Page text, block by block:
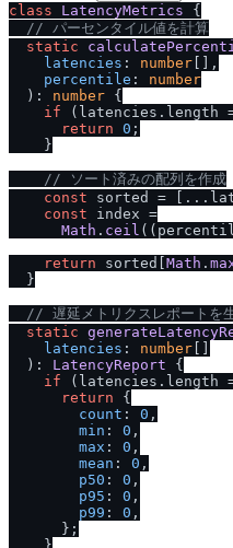
class
LatencyMetrics {
/ / パーセンタイル値を計算
static
latencies : number [],
percentile : number
  ):
number {
if (latencies. length
return 0 ;
    }
/ / ソート済みの配列を作成
const sorted =
const index =
Math . ceil
return sorted[Math .
  }
/ / 遅延メトリクスレポートを
static
latencies : number []
  ):
LatencyReport {
if (latencies. length
return {
count : 0 ,
min : 0 ,
max : 0 ,
mean : 0 ,
p50 : 0 ,
p95 : 0 ,
p99 : 0 ,
      };